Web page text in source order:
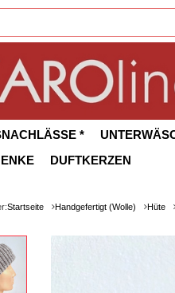
*
DUFTKERZEN
Startseite Handgefertigt (Wolle) Hüte